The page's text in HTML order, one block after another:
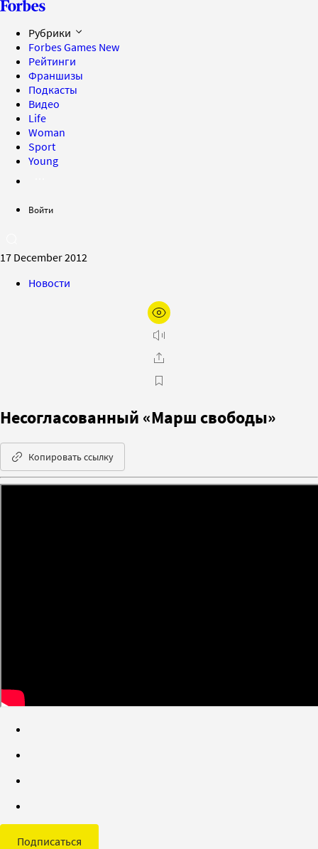
Рубрики
Forbes Games New
Рейтинги
Франшизы
Подкасты
Видео
Life
Woman
Sport
Young
Войти
17 December 2012
Новости
Несогласованный «Марш свободы»
Копировать ссылку
Подписаться